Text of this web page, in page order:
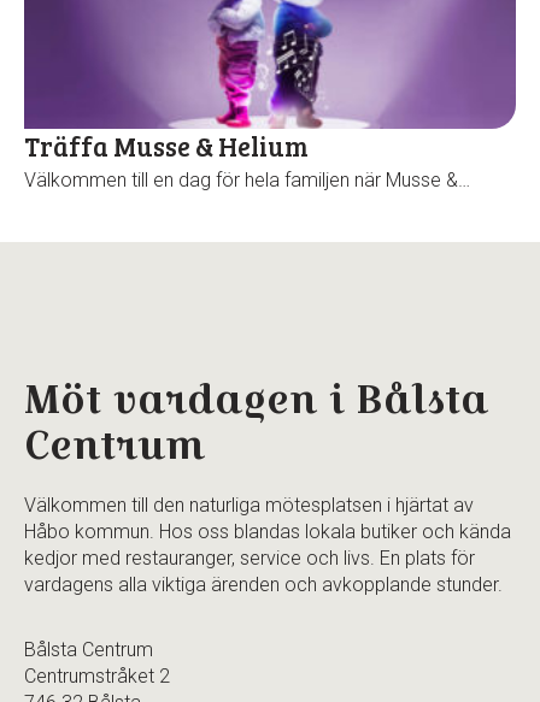
Träffa Musse & Helium
Välkommen till en dag för hela familjen när Musse &…
Möt vardagen i Bålsta
Centrum
Välkommen till den naturliga mötesplatsen i hjärtat av
Håbo kommun. Hos oss blandas lokala butiker och kända
kedjor med restauranger, service och livs. En plats för
vardagens alla viktiga ärenden och avkopplande stunder.
Bålsta Centrum
Centrumstråket 2